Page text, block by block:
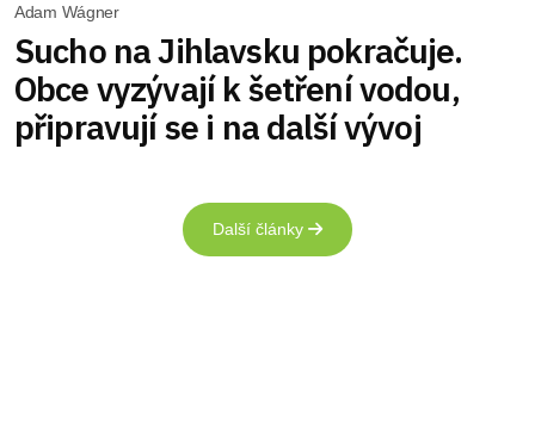
Adam Wágner
Sucho na Jihlavsku pokračuje.
Obce vyzývají k šetření vodou,
připravují se i na další vývoj
Další články